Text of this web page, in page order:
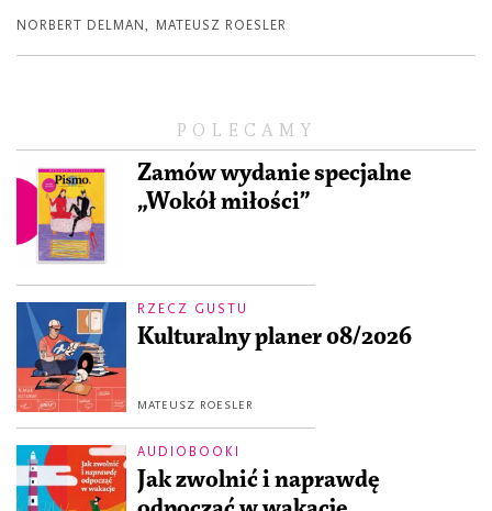
POLECAMY
Zamów wydanie specjalne
„Wokół miłości”
RZECZ GUSTU
Kulturalny planer 08/2026
MATEUSZ ROESLER
AUDIOBOOKI
Jak zwolnić i naprawdę
NORBERT DELMAN MATEUSZ ROESLER